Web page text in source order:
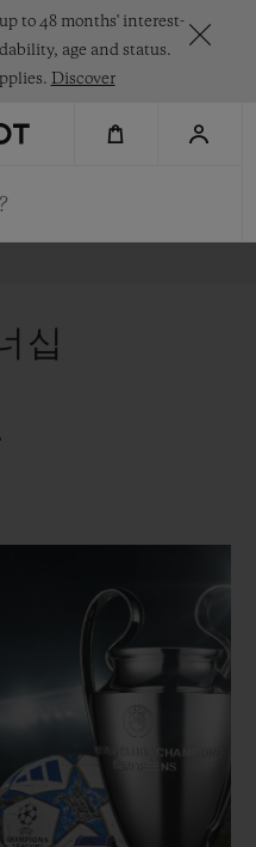
to 48 months' interest-
age and status.
Discover
십
빅뱅 스피릿 오브 빅
온라인 익스클